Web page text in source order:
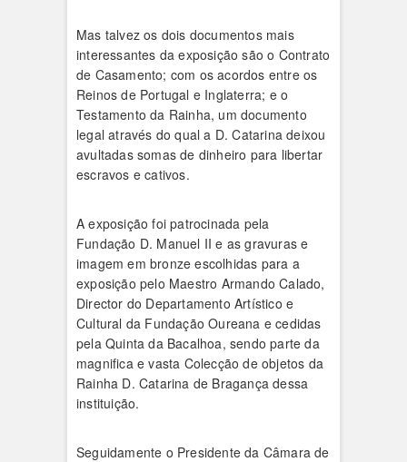
Mas talvez os dois documentos mais
interessantes da exposição são o Contrato
de Casamento; com os acordos entre os
Reinos de Portugal e Inglaterra; e o
Testamento da Rainha, um documento
legal através do qual a D. Catarina deixou
avultadas somas de dinheiro para libertar
escravos e cativos.
A exposição foi patrocinada pela
Fundação D. Manuel II e as gravuras e
imagem em bronze escolhidas para a
exposição pelo Maestro Armando Calado,
Director do Departamento Artístico e
Cultural da Fundação Oureana e cedidas
pela Quinta da Bacalhoa, sendo parte da
magnifica e vasta Colecção de objetos da
Rainha D. Catarina de Bragança dessa
instituição.
Seguidamente o Presidente da Câmara de